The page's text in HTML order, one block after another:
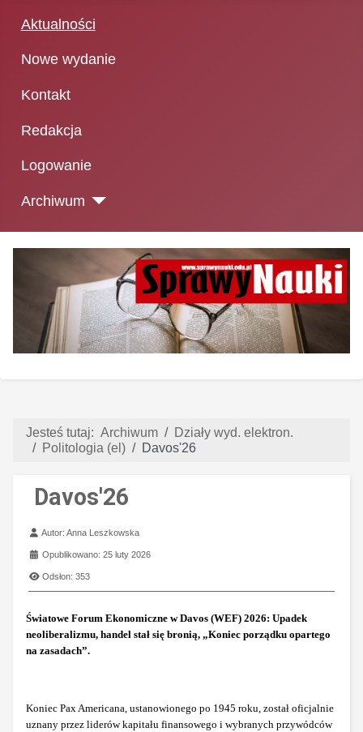
Aktualności
Nowe wydanie
Kontakt
Redakcja
Logowanie
Archiwum
Jesteś tutaj: Archiwum
Działy wyd. elektron.
Politologia (el)
Davos'26
Davos'26
Szczegóły
Autor:Anna Leszkowska
Opublikowano: 25 luty 2026
Odsłon: 353
Światowe Forum Ekonomiczne w Davos (WEF) 2026: Upadek
neoliberalizmu, handel stał się bronią, „Koniec porządku opartego
na zasadach”.
Koniec Pax Americana, ustanowionego po 1945 roku, został oficjalnie
uznany przez liderów kapitału finansowego i wybranych przywódców